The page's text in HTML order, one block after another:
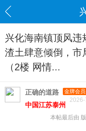
兴化海南镇顶风
渣土肆意倾倒，市
（2楼 网情...
正确的道路 金牌会员
中国江苏泰州
本帖最后由